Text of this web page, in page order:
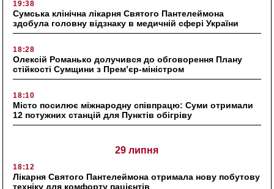
19:38
Сумська клінічна лікарня Святого Пантелеймона
здобула головну відзнаку в медичній сфері України
18:28
Олексій Романько долучився до обговорення Плану
стійкості Сумщини з Прем’єр-міністром
18:10
Місто посилює міжнародну співпрацю: Суми отримали
12 потужних станцій для Пунктів обігріву
29 липня
18:12
Лікарня Святого Пантелеймона отримала нову побутову
техніку для комфорту пацієнтів